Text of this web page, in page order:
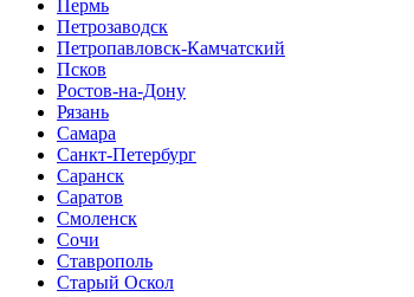
Пермь
Петрозаводск
Петропавловск-Камчатский
Псков
Ростов-на-Дону
Рязань
Самара
Санкт-Петербург
Саранск
Саратов
Смоленск
Сочи
Ставрополь
Старый Оскол